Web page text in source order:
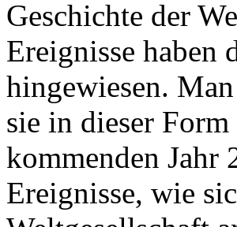
Geschichte der
Ereignisse haben
hingewiesen.
sie in dieser
kommenden
Ereignisse, wie